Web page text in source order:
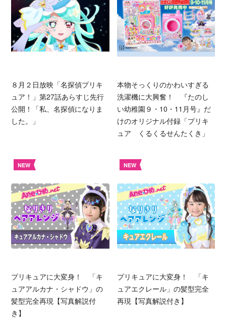
８月２日放映「名探偵プリキ
ュア！」第27話あらすじ先行
公開！「私、名探偵になりま
した。」
本物そっくりのかわいすぎる
洗濯機に大興奮！ 『たのし
い幼稚園９・10・11月号』だ
けのオリジナル付録「プリキ
ュア くるくるせんたくき」
NEW
プリキュアに大変身！ 「キ
ュアアルカナ・シャドウ」の
髪型完全再現【写真解説付
き】
NEW
プリキュアに大変身！ 「キ
ュアエクレール」の髪型完全
再現【写真解説付き】